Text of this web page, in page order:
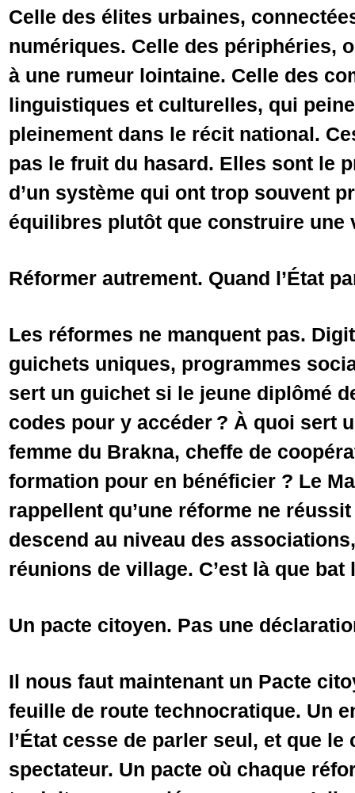
Celle des élites urbaines,
numériques. Celle des périphéries,
à une rumeur lointaine. Celle des
linguistiques et culturelles, qui
pleinement dans le récit national.
pas le fruit du hasard. Elles sont le
d’un système qui ont trop souvent
équilibres plutôt que construire une
Réformer autrement. Quand l’État
Les réformes ne manquent pas.
guichets uniques, programmes
sert un guichet si le jeune diplômé
codes pour y accéder ? À quoi sert
femme du Brakna, cheffe de
formation pour en bénéficier ? Le
rappellent qu’une réforme ne
descend au niveau des
réunions de village. C’est là que
Un pacte citoyen. Pas une
Il nous faut maintenant un Pacte
feuille de route technocratique. Un
l’État cesse de parler seul, et que le
spectateur. Un pacte où chaque